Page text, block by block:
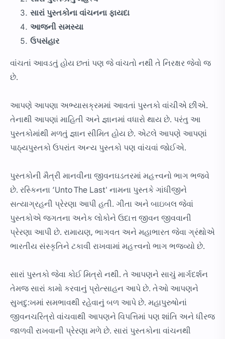
સારાં પુસ્તકોના વાંચનના ફાયદા
આજની સમસ્યા
ઉપસંહાર
વાંચતાં આવડતું હોય છતાં પણ જે વાંચતો નથી તે નિરક્ષર જેવો જ
છે.
આપણે આપણા અભ્યાસક્રમમાં આવતાં પુસ્તકો વાંચીએ છીએ.
તેનાથી આપણાં માહિતી અને જ્ઞાનમાં વધારો થાય છે. પરંતુ આ
પુસ્તકોમાંથી મળતું જ્ઞાન સીમિત હોય છે. એટલે આપણે આપણાં
પાઠ્યપુસ્તકો ઉપરાંત અન્ય પુસ્તકો પણ વાંચવાં જોઈએ.
પુસ્તકોની મૈત્રી માનવીના જીવનઘડતરમાં મહત્ત્વનો ભાગ ભજવે
છે. રસ્કિનના ‘Unto The Last' નામના પુસ્તકે ગાંધીજીને
સત્યાગ્રહની પ્રેરણા આપી હતી. ગીતા અને બાઇબલ જેવાં
પુસ્તકોએ જગતના અનેક લોકોને ઉદાત્ત જીવન જીવવાની
પ્રેરણા આપી છે. રામાયણ, ભાગવત અને મહાભારત જેવા ગ્રંથોએ
ભારતીય સંસ્કૃતિને ટકાવી રાખવામાં મહત્ત્વનો ભાગ ભજવ્યો છે.
સારાં પુસ્તકો જેવા કોઈ મિત્રો નથી. તે આપણને સાચું માર્ગદર્શન
તેમજ સારાં કામો કરવાનું પ્રોત્સાહન આપે છે. તેઓ આપણને
સુખદુ:ખમાં સમભાવથી રહેવાનું બળ આપે છે. મહાપુરુષોનાં
જીવનચરિત્રો વાંચવાથી આપણને વિપત્તિમાં પણ શાંતિ અને ધીરજ
જાળવી રાખવાની પ્રેરણા મળે છે. સારાં પુસ્તકોના વાંચનથી